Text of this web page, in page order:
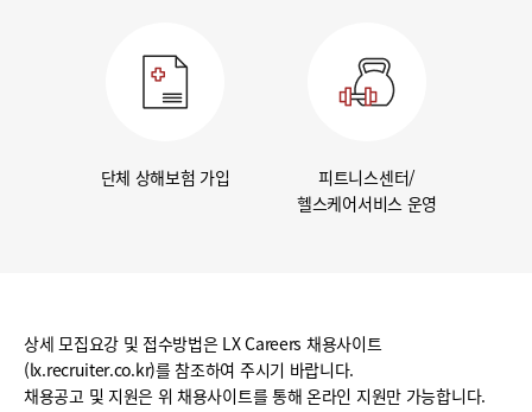
단체 상해보험 가입
피트니스센터/
헬스케어서비스 운영
상세 모집요강 및 접수방법은 LX Careers 채용사이트
(lx.recruiter.co.kr)를 참조하여 주시기 바랍니다.
채용공고 및 지원은 위 채용사이트를 통해 온라인 지원만 가능합니다.